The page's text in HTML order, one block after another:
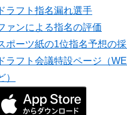
ドラフト指名漏れ選手
ァンによる指名の評価
ポーツ紙の1位指名予想の
ドラフト会議特設ページ（
）